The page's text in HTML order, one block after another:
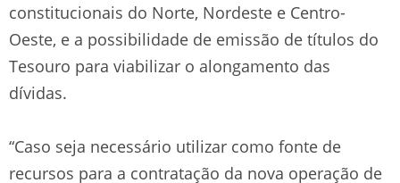
constitucionais do Norte, Nordeste e Centro-
Oeste, e a possibilidade de emissão de títulos do
Tesouro para viabilizar o alongamento das
dívidas.
“Caso seja necessário utilizar como fonte de
recursos para a contratação da nova operação de